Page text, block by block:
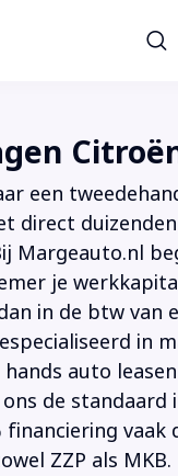
een
direct
Margeauto.nl
je
in de btw van
in
hands auto
de standaard
financiering vaak
ZZP als MKB.